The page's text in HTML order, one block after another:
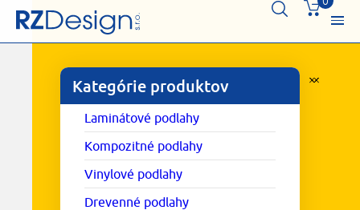
Kategórie produktov
Laminátové podlahy
Kompozitné podlahy
Vinylové podlahy
Drevenné podlahy